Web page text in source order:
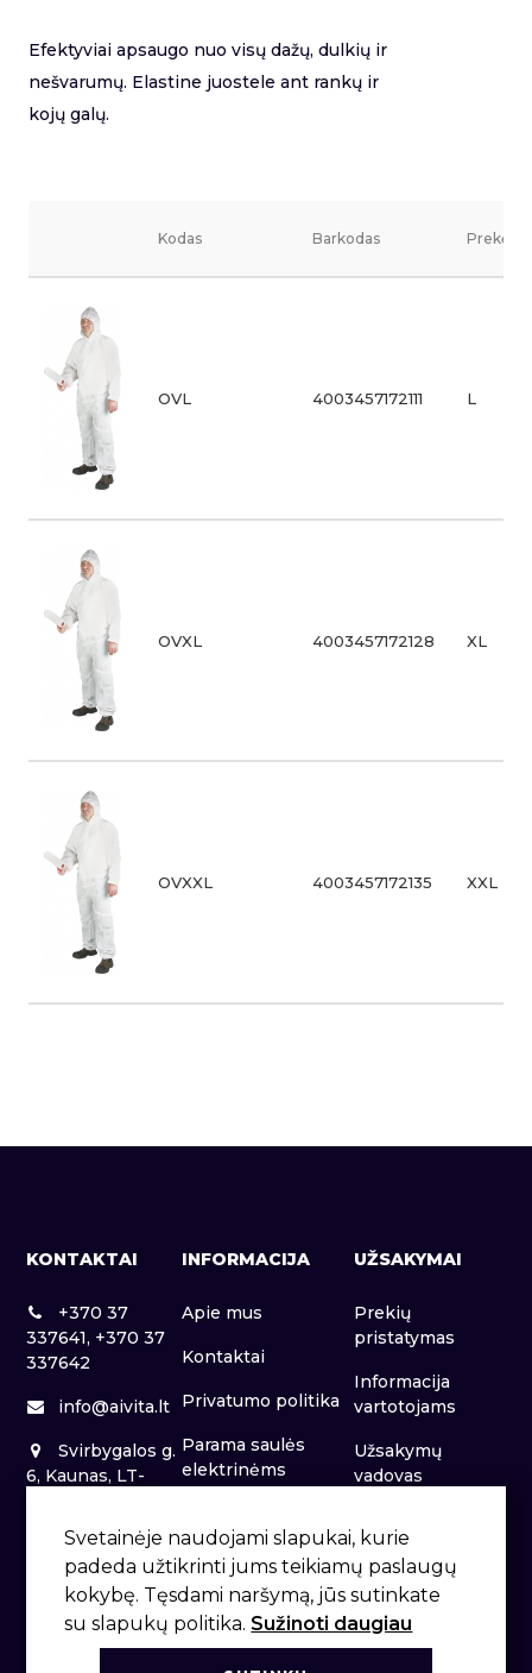
Efektyviai apsaugo nuo visų dažų, dulkių ir
nešvarumų. Elastine juostele ant rankų ir
kojų galų.
Kodas Barkodas Prekės
OVL 4003457172111 L
OVXL 4003457172128 XL
OVXXL 4003457172135 XXL
KONTAKTAI
+370 37
337641, +370 37
337642
info@aivita.lt
Svirbygalos g.
6, Kaunas, LT-
INFORMACIJA
Apie mus
Kontaktai
Privatumo politika
Parama saulės
elektrinėms
UŽSAKYMAI
Prekių
pristatymas
Informacija
vartotojams
Užsakymų
vadovas
Svetainėje naudojami slapukai, kurie
padeda užtikrinti jums teikiamų paslaugų
kokybę. Tęsdami naršymą, jūs sutinkate
su slapukų politika. Sužinoti daugiau